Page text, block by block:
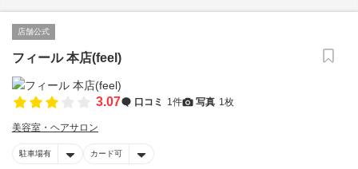
店舗公式
フィール 本店(feel)
3.07 口コミ 1件 写真 1枚
美容室・ヘアサロン
駐車場有 カード可